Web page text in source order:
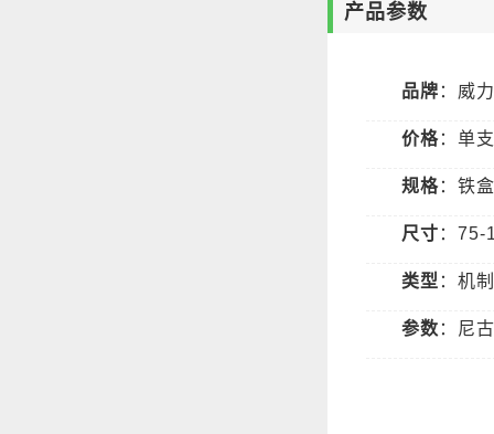
产品参数
品牌 ：威
价格：单
规格：铁
尺寸 ：75-
类型 ：机
参数 ：尼